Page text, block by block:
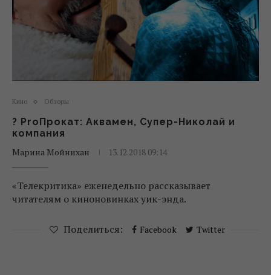
Кино Обзоры
? ProПрокат: Аквамен, Супер-Николай и
компания
Марина Мойнихан
13.12.2018 09:14
«Телекритика» еженедельно рассказывает
читателям о киноновинках уик-энда.
Поделиться: Facebook Twitter